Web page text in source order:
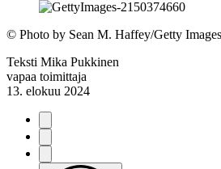
© Photo by Sean M. Haffey/Getty Images
Teksti Mika Pukkinen
vapaa toimittaja
13. elokuu 2024